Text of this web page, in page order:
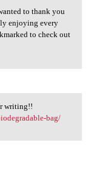
I
to thank you
enjoying every
to check out
your
writing!!
bag/